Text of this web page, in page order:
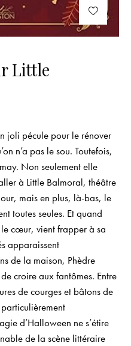
Little
joli pécule pour le rénover
n’a pas le sou. Toutefois,
Non seulement elle
à Little Balmoral, théâtre
mais en plus, là-bas, le
toutes seules. Et quand
cœur, vient frapper à sa
apparaissent
de la maison, Phèdre
croire aux fantômes. Entre
de courges et bâtons de
d’Halloween ne s’étire
de la scène littéraire